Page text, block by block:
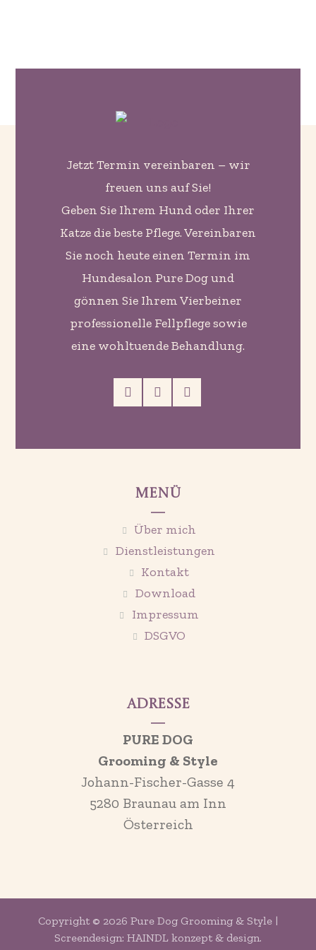
Jetzt Termin vereinbaren – wir
freuen uns auf Sie!
Geben Sie Ihrem Hund oder Ihrer
Katze die beste Pflege. Vereinbaren
Sie noch heute einen Termin im
Hundesalon Pure Dog und
gönnen Sie Ihrem Vierbeiner
professionelle Fellpflege sowie
eine wohltuende Behandlung.
Menü
Über mich
Dienstleistungen
Kontakt
Download
Impressum
DSGVO
Adresse
PURE DOG
Grooming & Style
Johann-Fischer-Gasse 4
5280 Braunau am Inn
Österreich
Copyright © 2026 Pure Dog Grooming & Style |
Screendesign: HAINDL konzept & design.